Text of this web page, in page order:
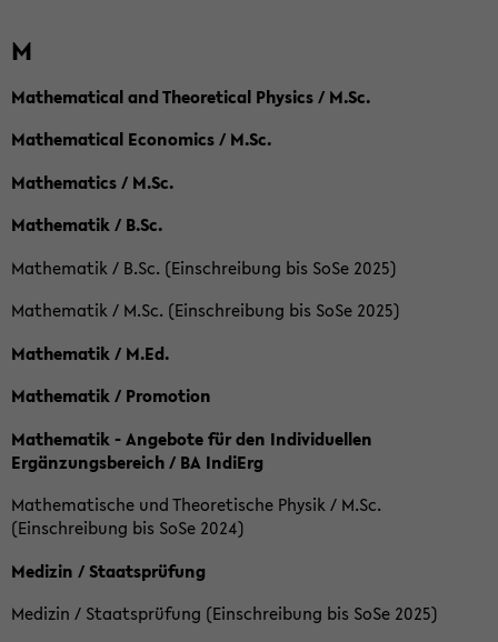
M
Mathematical and Theoretical Physics / M.Sc.
Mathematical Economics / M.Sc.
Mathematics / M.Sc.
Mathematik / B.Sc.
Mathematik / B.Sc. (Einschreibung bis SoSe 2025)
Mathematik / M.Sc. (Einschreibung bis SoSe 2025)
Mathematik / M.Ed.
Mathematik / Promotion
Mathematik - Angebote für den Individuellen
Ergänzungsbereich / BA IndiErg
Mathematische und Theoretische Physik / M.Sc.
(Einschreibung bis SoSe 2024)
Medizin / Staatsprüfung
Medizin / Staatsprüfung (Einschreibung bis SoSe 2025)